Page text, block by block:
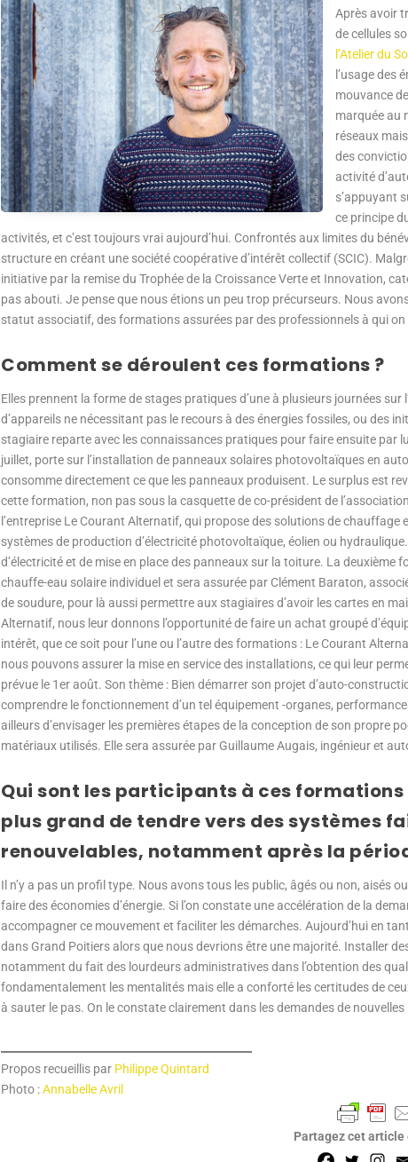
Après avoir
de cellules
l’Atelier du
l’usage des
mouvance
marquée au
réseaux
des
activité
s’appuyant
ce principe
activités, et c’est toujours vrai aujourd’hui. Confrontés aux limites du
structure en créant une société coopérative d’intérêt collectif (SCIC).
initiative par la remise du Trophée de la Croissance Verte et Innovation,
pas abouti. Je pense que nous étions un peu trop précurseurs. Nous
statut associatif, des formations assurées par des professionnels à qui
Comment se déroulent ces formations ?
Elles prennent la forme de stages pratiques d’une à plusieurs journées
d’appareils ne nécessitant pas le recours à des énergies fossiles, ou des
stagiaire reparte avec les connaissances pratiques pour faire ensuite par
juillet, porte sur l’installation de panneaux solaires photovoltaïques en
consomme directement ce que les panneaux produisent. Le surplus est
cette formation, non pas sous la casquette de co-président de
l’entreprise Le Courant Alternatif, qui propose des solutions de
systèmes de production d’électricité photovoltaïque, éolien ou
d’électricité et de mise en place des panneaux sur la toiture. La deuxième
chauffe-eau solaire individuel et sera assurée par Clément Baraton,
de soudure, pour là aussi permettre aux stagiaires d’avoir les cartes en
Alternatif, nous leur donnons l’opportunité de faire un achat groupé
intérêt, que ce soit pour l’une ou l’autre des formations : Le Courant
nous pouvons assurer la mise en service des installations, ce qui leur
prévue le 1er août. Son thème : Bien démarrer son projet d’auto-
comprendre le fonctionnement d’un tel équipement -organes,
ailleurs d’envisager les premières étapes de la conception de son propre
matériaux utilisés. Elle sera assurée par Guillaume Augais, ingénieur et
Qui sont les participants à ces formations
plus grand de tendre vers des systèmes
renouvelables, notamment après la
Il n’y a pas un profil type. Nous avons tous les public, âgés ou non, aisés
faire des économies d’énergie. Si l’on constate une accélération de la
accompagner ce mouvement et faciliter les démarches. Aujourd’hui en
dans Grand Poitiers alors que nous devrions être une majorité. Installer
notamment du fait des lourdeurs administratives dans l’obtention des
fondamentalement les mentalités mais elle a conforté les certitudes de
à sauter le pas. On le constate clairement dans les demandes de
Propos recueillis par Philippe Quintard
Photo :Annabelle Avril
Partagez cet article